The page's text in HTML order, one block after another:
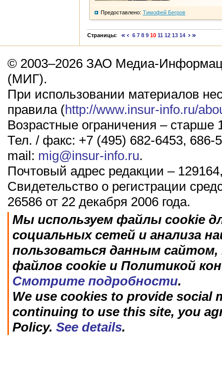
Предоставлено: Тимофей Бегров
Страницы: 6 7 8 9 10 11 12 13 14
© 2003–2026 ЗАО Медиа-
(МИГ).
При использовании материалов
правила (http://www.insur-info.ru/
Возрастные ограничения – старше
Тел. / факс: +7 (495) 682-6453, 686-
mail: mig@insur-info.ru.
Почтовый адрес редакции –
Свидетельство о регистрации
26586 от 22 декабря 2006 года.
Мы используем файлы cookie
социальных сетей и анализа
пользоваться данным
файлов cookie и Политикой
Смотрите подробности.
We use cookies to provide social
continuing to use this site, you
Policy. See details.